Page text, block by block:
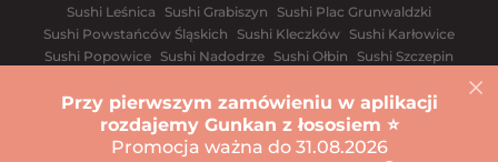
Sushi Leśnica
Sushi Grabiszyn
Sushi Plac Grunwaldzki
Sushi Powstańców Śląskich
Sushi Kleczków Sushi Karłowice
Sushi Popowice Sushi Nadodrze Sushi Ołbin
Sushi Szczepin
Warszawa Biała Cerkiew Winnica Dniepr Iwano-Frankiwsk
Sushi Kijów Lwów Odessa Rivnе Charków
Przy pierwszym zamówieniu w aplikacji
rozdajemy Gunkan z łososiem ⭐️
Promocja ważna do 31.08.2026